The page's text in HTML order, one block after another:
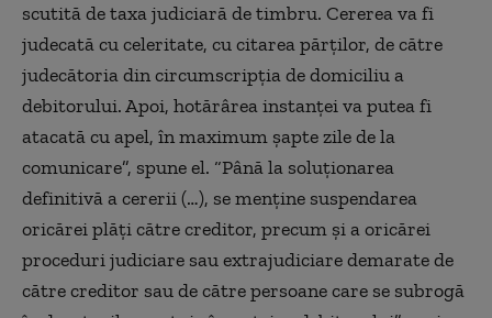
scutită de taxa judiciară de timbru. Cererea va fi
judecată cu celeritate, cu citarea părţilor, de către
judecătoria din circumscripţia de domiciliu a
debitorului. Apoi, hotărârea instanţei va putea fi
atacată cu apel, în maximum şapte zile de la
comunicare”, spune el. “Până la soluţionarea
definitivă a cererii (…), se menţine suspendarea
oricărei plăţi către creditor, precum şi a oricărei
proceduri judiciare sau extrajudiciare demarate de
către creditor sau de către persoane care se subrogă